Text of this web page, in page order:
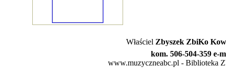
Właściel Zbyszek ZbiKo
kom. 506-504-359 e-
www.muzyczneabc.pl - Biblioteka